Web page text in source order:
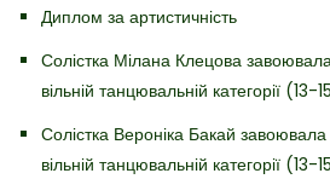
Диплом за артистичність
Солістка Мілана Клецова
вільній танцювальній категорії (13-
Солістка Вероніка Бакай
вільній танцювальній категорії (13-